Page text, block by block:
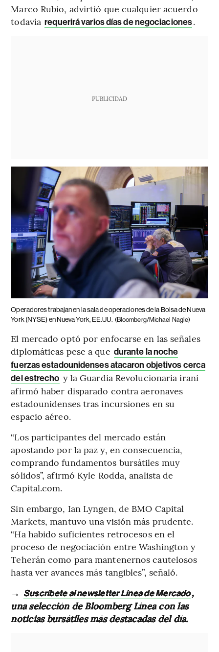
Marco Rubio, advirtió que cualquier acuerdo
todavía requerirá varios días de negociaciones.
PUBLICIDAD
Operadores trabajan en la sala de operaciones de la Bolsa de Nueva
York (NYSE) en Nueva York, EE.UU. (Bloomberg/Michael Nagle)
El mercado optó por enfocarse en las señales
diplomáticas pese a que durante la noche
fuerzas estadounidenses atacaron objetivos cerca
del estrecho y la Guardia Revolucionaria iraní
afirmó haber disparado contra aeronaves
estadounidenses tras incursiones en su
espacio aéreo.
“Los participantes del mercado están
apostando por la paz y, en consecuencia,
comprando fundamentos bursátiles muy
sólidos”, afirmó Kyle Rodda, analista de
Capital.com.
Sin embargo, Ian Lyngen, de BMO Capital
Markets, mantuvo una visión más prudente.
“Ha habido suficientes retrocesos en el
proceso de negociación entre Washington y
Teherán como para mantenernos cautelosos
hasta ver avances más tangibles”, señaló.
→ Suscríbete al newsletter Línea de Mercado,
una selección de Bloomberg Línea con las
noticias bursátiles más destacadas del día.